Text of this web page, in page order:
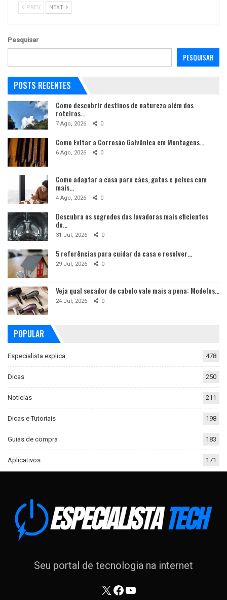
PREV NEXT
Pesquisar
PESQUISAR
POSTS RECENTES
Como descobrir destinos de natureza além dos
roteiros…
7 Ago, 2026 0
Como Evitar a Corrosão Galvânica em Montagens…
6 Ago, 2026 0
Como adaptar a casa para cães, gatos e peixes com
mais…
4 Ago, 2026 0
Descubra os segredos das lavadoras mais eficientes
do…
31 Jul, 2026 0
5 referências para cuidar da casa e resolver…
29 Jul, 2026 0
Veja qual secador de cabelo vale mais a pena: Modelos…
24 Jul, 2026 0
POPULAR
Especialista explica 478
Dicas 250
Noticias 211
Dicas e Tutoriais 198
Guias de compra 183
Aplicativos 171
Seu portal de tecnologia na internet
X Facebook
Youtube